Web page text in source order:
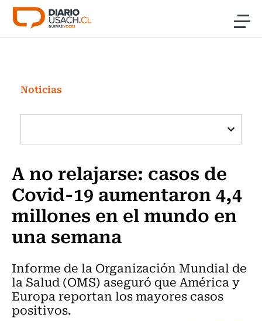
Click acá para ir directamente al contenido
Investigación
Cultura
Programas Radio y TV Usach
Noticias
A no relajarse: casos de
Covid-19 aumentaron 4,4
millones en el mundo en
una semana
Informe de la Organización Mundial de
la Salud (OMS) aseguró que América y
Europa reportan los mayores casos
positivos.